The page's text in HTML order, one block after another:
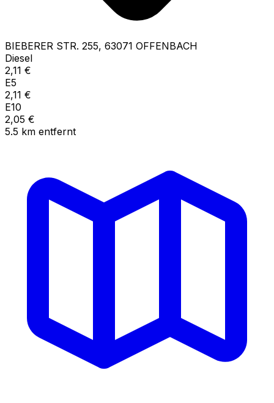
BIEBERER STR. 255, 63071 OFFENBACH
Diesel
2,11 €
E5
2,11 €
E10
2,05 €
5.5 km entfernt